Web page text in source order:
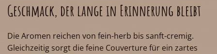
Geschmack, der lange in Erinnerung bleibt
Die Aromen reichen von fein-herb bis sanft-cremig.
Gleichzeitig sorgt die feine Couverture für ein zartes